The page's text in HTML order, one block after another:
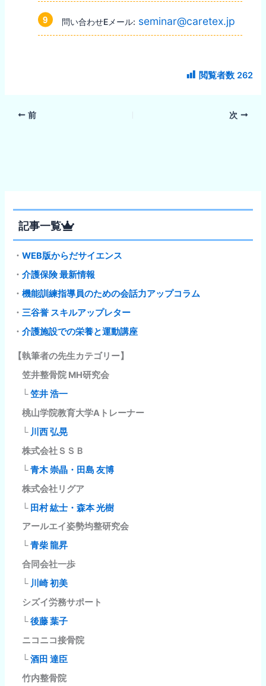
問い合わせEメール: seminar@caretex.jp
閲覧者数 262
前 次
記事一覧
・WEB版からだサイエンス
・介護保険 最新情報
・機能訓練指導員のための会話力アップコラム
・三谷誉 スキルアップレター
・介護施設での栄養と運動講座
【執筆者の先生カテゴリー】
笠井整骨院 MH研究会
└笠井 浩一
桃山学院教育大学Aトレーナー
└ 川西 弘晃
株式会社ＳＳＢ
└青木 崇晶・田島 友博
株式会社リグア
└ 田村 紘士・森本 光樹
アールエイ姿勢均整研究会
└青柴 龍昇
合同会社一歩
└ 川崎 初美
シズイ労務サポート
└後藤 葉子
ニコニコ接骨院
└酒田 達臣
竹内整骨院